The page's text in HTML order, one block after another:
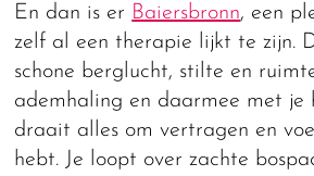
En dan is er Baiersbronn, een
zelf al een therapie lijkt te zijn.
schone berglucht, stilte en
ademhaling en daarmee met je
draait alles om vertragen en
hebt. Je loopt over zachte